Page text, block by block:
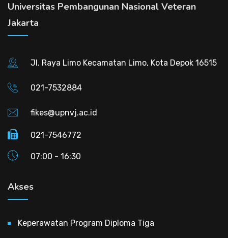
Universitas Pembangunan Nasional Veteran
Jakarta
Jl. Raya Limo Kecamatan Limo, Kota Depok 16515
021-7532884
fikes@upnvj.ac.id
021-7546772
07:00 - 16:30
Akses
Keperawatan Program Diploma Tiga